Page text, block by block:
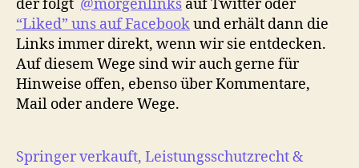
der folgt @morgenlinks auf Twitter oder
“Liked” uns auf Facebookund erhält dann die
Links immer direkt, wenn wir sie entdecken.
Auf diesem Wege sind wir auch gerne für
Hinweise offen, ebenso über Kommentare,
Mail oder andere Wege.
Springer verkauft, Leistungsschutzrecht &